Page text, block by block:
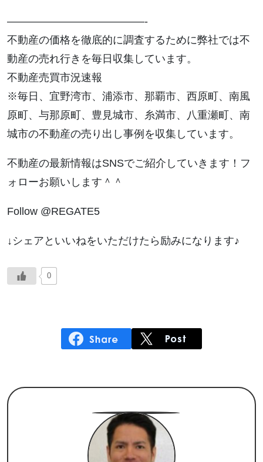
—————————————-
不動産の価格を徹底的に調査するために弊社では不
動産の売れ行きを毎日収集しています。
不動産売買市況速報
※毎日、宜野湾市、浦添市、那覇市、西原町、南風
原町、与那原町、豊見城市、糸満市、八重瀬町、南
城市の不動産の売り出し事例を収集しています。
不動産の最新情報はSNSでご紹介していきます！フ
ォローお願いします＾＾
Follow @REGATE5
↓シェアといいねをいただけたら励みになります♪
0